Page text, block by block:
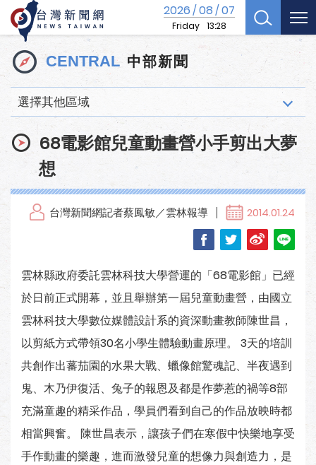
2026/08/07
Friday 13:28
CENTRAL 中部新聞
選擇其他區域
68電影館兒童動畫營小手剪出大夢
想
台灣新聞網記者蔡鳳敏／雲林報導 2014.01.24
雲林縣政府委託雲林科技大學營運的「68電影館」已經
於日前正式開幕，並且舉辦第一屆兒童動畫營，由國立
雲林科技大學數位媒體設計系的資深動畫教師陳世昌，
以剪紙方式帶領30名小學生體驗動畫原理。 3天的培訓
共創作出蕃茄園的水果大戰、蠟像館驚魂記、半夜遇到
鬼、木乃伊復活、兔子的報恩及都是作夢惹的禍等8部
充滿童趣的精采作品，學員們看到自己的作品放映時都
相當興奮。 陳世昌表示，讓孩子們在寒假中快樂地享受
手作動畫的樂趣，進而激發兒童的想像力與創造力，是